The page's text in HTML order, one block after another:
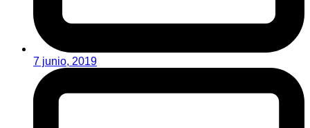
7 junio, 2019